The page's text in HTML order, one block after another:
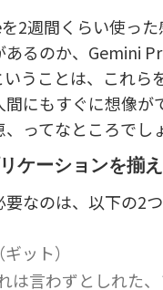
2週間くらい使っ
るのか、Gemini
いうことは、これ
間にもすぐに想像
ってなところでし
ケーションを揃
要なのは、以下の2
ット）
は言わずとしれた